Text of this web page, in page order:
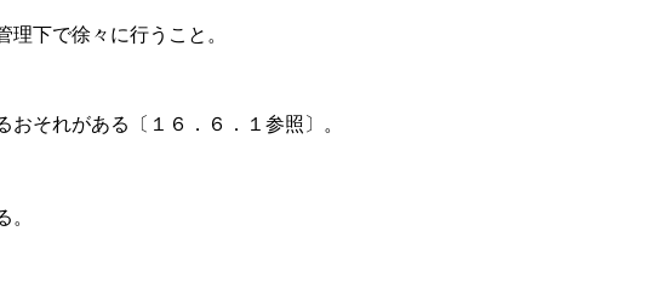
下で徐々に行うこと。
それがある〔１６．６．１参照〕。